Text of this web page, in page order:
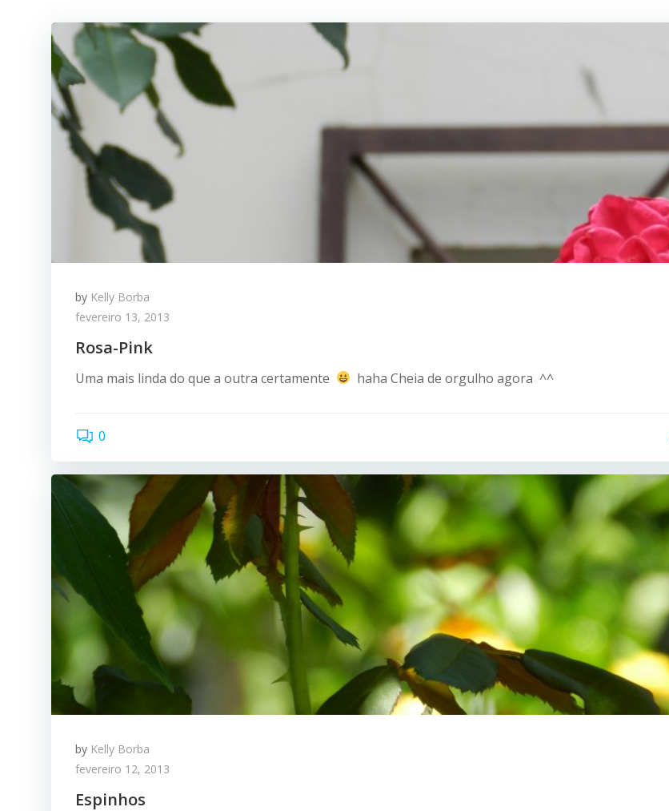
by Kelly Borba
fevereiro 13, 2013
Rosa-Pink
Uma mais linda do que a outra certamente haha Cheia de orgulho agora ^^
0
by Kelly Borba
fevereiro 12, 2013
Espinhos